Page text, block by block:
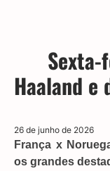
Haaland e
26 de junho de 2026
França x
os grandes